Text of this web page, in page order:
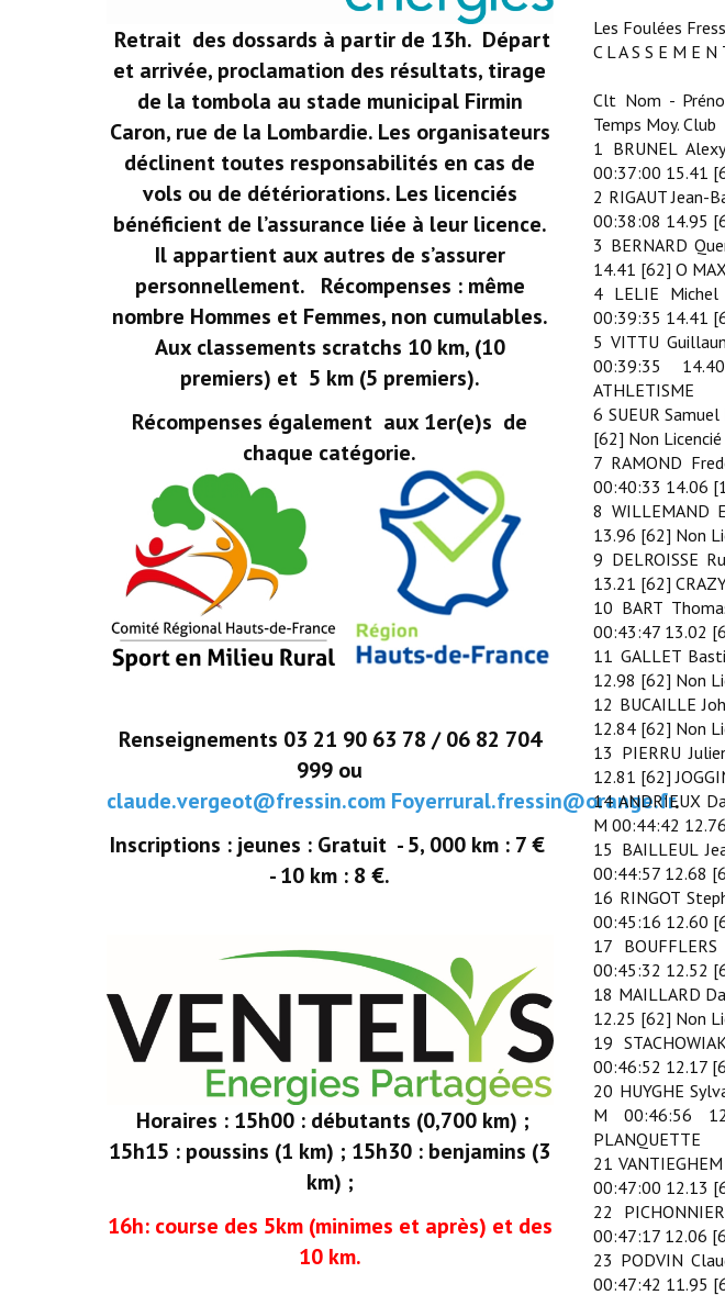
Retrait des dossards à partir de 13h. Départ
et arrivée, proclamation des résultats, tirage
de la tombola au stade municipal Firmin
Caron, rue de la Lombardie. Les organisateurs
déclinent toutes responsabilités en cas de
vols ou de détériorations. Les licenciés
bénéficient de l’assurance liée à leur licence.
Il appartient aux autres de s’assurer
personnellement. Récompenses : même
nombre Hommes et Femmes, non cumulables.
Aux classements scratchs 10 km, (10
premiers) et 5 km (5 premiers).
Récompenses également aux 1er(e)s de
chaque catégorie.
Renseignements 03 21 90 63 78 / 06 82 704
999 ou
claude.vergeot@fressin.com Foyerrural.fressin@orange.fr.
Inscriptions : jeunes : Gratuit - 5, 000 km : 7 €
- 10 km : 8 €.
Horaires : 15h00 : débutants (0,700 km) ;
15h15 : poussins (1 km) ; 15h30 : benjamins (3
km) ;
16h: course des 5km (minimes et après) et des
10 km.
Les Foulées
C L A S S E M E
Clt Nom -
Temps Moy. Club
1 BRUNEL
00:37:00 15.41
2 RIGAUT Jean-
00:38:08 14.95
3 BERNARD
14.41 [62] O
4 LELIE
00:39:35 14.41
5 VITTU
00:39:35
ATHLETISME
6 SUEUR
[62] Non Licencié
7 RAMOND
00:40:33 14.06
8 WILLEMAND
13.96 [62] Non
9 DELROISSE
13.21 [62]
10 BART
00:43:47 13.02
11 GALLET
12.98 [62] Non
12 BUCAILLE
12.84 [62] Non
13 PIERRU
12.81 [62]
14 ANDRIEUX
M 00:44:42
15 BAILLEUL
00:44:57 12.68
16 RINGOT
00:45:16 12.60
17
00:45:32 12.52
18 MAILLARD
12.25 [62] Non
19
00:46:52 12.17
20 HUYGHE
M 00:46:56
PLANQUETTE
21
00:47:00 12.13
22
00:47:17 12.06
23 PODVIN
00:47:42 11.95